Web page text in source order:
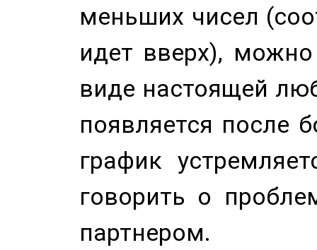
меньших чисел
идет вверх),
виде настоящей
появляется после
график
говорить о
партнером.